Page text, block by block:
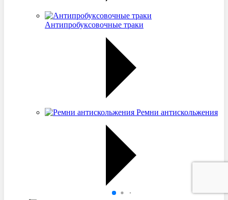
Антипробуксовочные траки
Ремни антискольжения